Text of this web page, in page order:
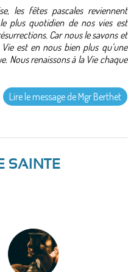
les fêtes pascales reviennent
plus quotidien de nos vies est
Car nous le savons et
est en nous bien plus qu’une
Nous renaissons à la Vie chaque
Lire le message de Mgr Berthet
SAINTE